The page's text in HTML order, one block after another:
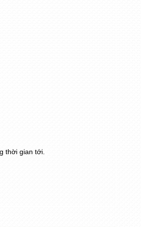
thời gian tới.